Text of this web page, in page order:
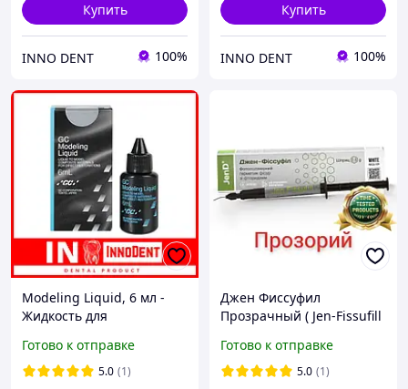
Купить
INNO DENT 100%
Купить
INNO DENT 100%
Modeling Liquid, 6 мл -
Жидкость для
композитных материалов
(GC), моделиг, моделінг
Готово к отправке
5.0 (1)
Джен Фиссуфил
Прозрачный ( Jen-Fissufill
Светоотверждаемы
материал для
Готово к отправке
5.0 (1)